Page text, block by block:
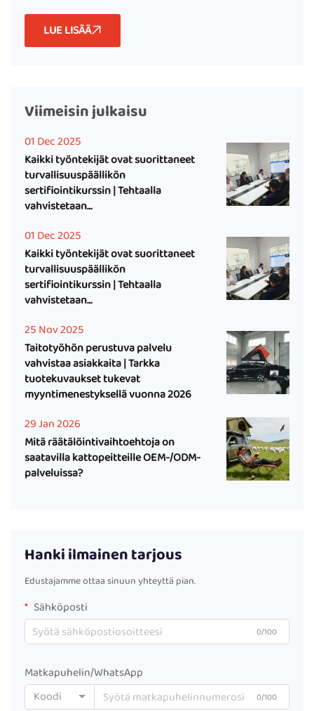
LUE LISÄÄ
Viimeisin julkaisu
01 Dec 2025
Kaikki työntekijät ovat suorittaneet
turvallisuuspäällikön
sertifiointikurssin | Tehtaalla
vahvistetaan
01 Dec 2025
Kaikki työntekijät ovat suorittaneet
turvallisuuspäällikön
sertifiointikurssin | Tehtaalla
vahvistetaan
25 Nov 2025
Taitotyöhön perustuva palvelu
vahvistaa asiakkaita | Tarkka
tuotekuvaukset tukevat
myyntimenestyksellä vuonna 2026
29 Jan 2026
Mitä räätälöintivaihtoehtoja on
saatavilla kattopeitteille OEM-/ODM-
palveluissa?
Hanki ilmainen tarjous
Edustajamme ottaa sinuun yhteyttä pian.
Sähköposti
0/100
Matkapuhelin/WhatsApp
Koodi
0/100